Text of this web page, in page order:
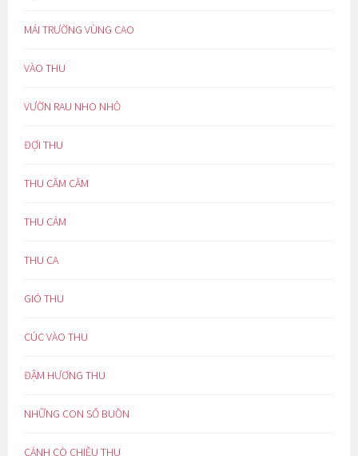
MÁI TRƯỜNG VÙNG CAO
VÀO THU
VƯỜN RAU NHO NHỎ
ĐỢI THU
THU CĂM CĂM
THU CẢM
THU CA
GIÓ THU
CÚC VÀO THU
ĐẬM HƯƠNG THU
NHỮNG CON SỐ BUỒN
CÁNH CÒ CHIỀU THU